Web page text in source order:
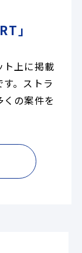
」
ト上に掲載
。ストラ
くの案件を